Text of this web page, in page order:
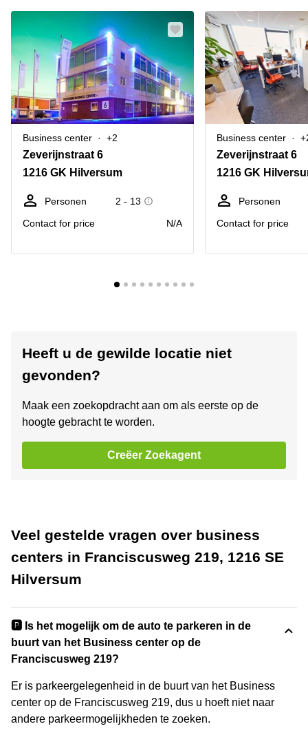
Business center +2
Zeverijnstraat 6
1216 GK Hilversum
Personen
2 - 13
Contact for price
N/A
Business center
Zeverijnstraat 6
1216 GK
Personen
Contact for price
Heeft u de gewilde locatie niet
gevonden?
Maak een zoekopdracht aan om als eerste op de
hoogte gebracht te worden.
Creëer Zoekagent
Veel gestelde vragen over business
centers in Franciscusweg 219, 1216 SE
Hilversum
🅿️ Is het mogelijk om de auto te parkeren in de
buurt van het Business center op de
Franciscusweg 219?
Er is parkeergelegenheid in de buurt van het Business
center op de Franciscusweg 219, dus u hoeft niet naar
andere parkeermogelijkheden te zoeken.